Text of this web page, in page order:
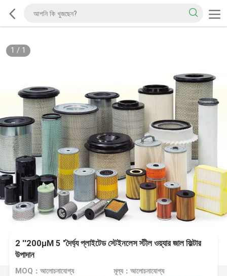
1 / 1
2 ′′200μM 5 "দৈর্ঘ্য প্লাইটেড স্টেইনলেস স্টীল ওয়্যার জাল ফিল্টার
উপাদান
MOQ：আলোচনাযোগ্য মূল্য：আলোচনাযোগ্য